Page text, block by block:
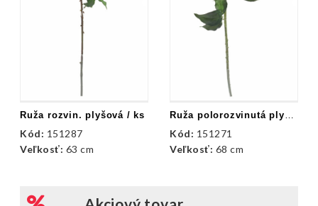
Ruža rozvin. plyšová / ks
Kód: 151287
Veľkosť: 63 cm
Ruža polorozvinutá plyšová / ks
Kód: 151271
Veľkosť: 68 cm